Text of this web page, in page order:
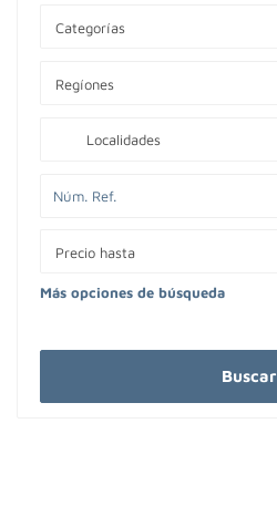
Categorías
Regíones
Localidades
Precio hasta
Más opciones de búsqueda
Buscar